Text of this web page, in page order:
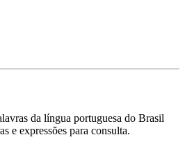
da língua portuguesa do Brasil
e expressões para consulta.